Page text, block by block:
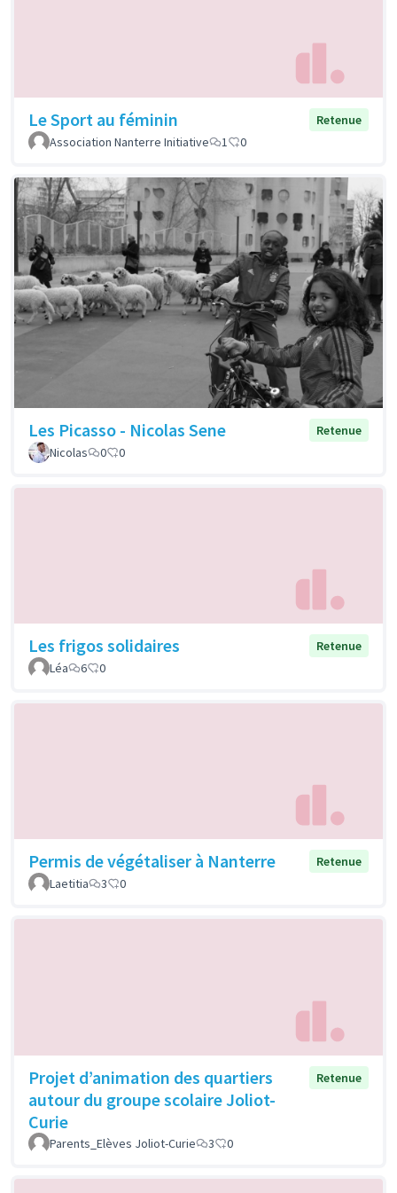
Le Sport au féminin
Retenue
Association Nanterre Initiative
1 0
Les Picasso - Nicolas Sene
Retenue
Nicolas
0 0
Les frigos solidaires
Retenue
Léa
6 0
Permis de végétaliser à Nanterre
Retenue
Laetitia
3 0
Projet d’animation des quartiers
autour du groupe scolaire Joliot-
Curie
Retenue
Parents_Elèves Joliot-Curie 3 0